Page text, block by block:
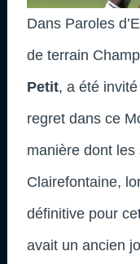
Dans Paroles
de terrain
Petit, a été
regret dans ce
manière dont
Clairefontaine,
définitive pour
avait un ancien